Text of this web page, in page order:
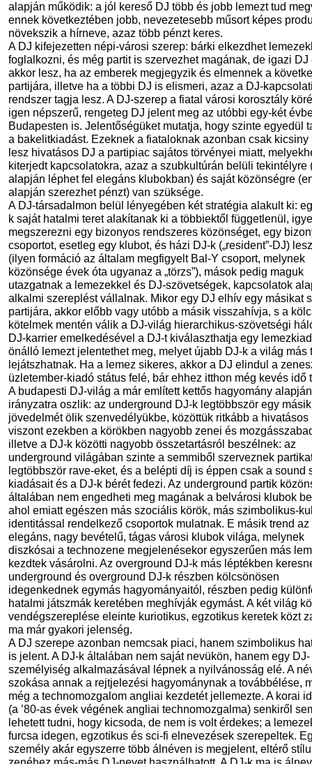
alapján működik: a jól kereső DJ több és jobb lemezt tud
ennek következtében jobb, nevezetesebb műsort képes
növekszik a hírneve, azaz több pénzt keres.
A DJ kifejezetten népi-városi szerep: bárki elkezdhet
foglalkozni, és még partit is szervezhet magának, de igazi DJ
akkor lesz, ha az emberek megjegyzik és elmennek a
partijára, illetve ha a többi DJ is elismeri, azaz a DJ-
rendszer tagja lesz. A DJ-szerep a fiatal városi korosztály
igen népszerű, rengeteg DJ jelent meg az utóbbi egy-két
Budapesten is. Jelentőségüket mutatja, hogy szinte egyedül
a bakelitkiadást. Ezeknek a fiataloknak azonban csak kicsiny
lesz hivatásos DJ a partipiac sajátos törvényei miatt,
kiterjedt kapcsolatokra, azaz a szubkultúrán belüli tekintélyre
alapján léphet fel elegáns klubokban) és saját közönségre
alapján szerezhet pénzt) van szüksége.
A DJ-társadalmon belül lényegében két stratégia alakult ki:
k saját hatalmi teret alakítanak ki a többiektől függetlenül,
megszerezni egy bizonyos rendszeres közönséget, egy
csoportot, esetleg egy klubot, és házi DJ-k („resident”-DJ)
(ilyen formáció az általam megfigyelt Bal-Y csoport, melynek
közönsége évek óta ugyanaz a „törzs”), mások pedig maguk
utazgatnak a lemezekkel és DJ-szövetségek, kapcsolatok
alkalmi szereplést vállalnak. Mikor egy DJ elhív egy másikat
partijára, akkor előbb vagy utóbb a másik visszahívja, s a
kötelmek mentén válik a DJ-világ hierarchikus-szövetségi
DJ-karrier emelkedésével a DJ-t kiválaszthatja egy
önálló lemezt jelentethet meg, melyet újabb DJ-k a világ más
lejátszhatnak. Ha a lemez sikeres, akkor a DJ elindul a
üzletember-kiadó státus felé, bár ehhez itthon még kevés idő
A budapesti DJ-világ a már említett kettős hagyomány
irányzatra oszlik: az underground DJ-k legtöbbször egy
jövedelmét ölik szenvedélyükbe, közöttük ritkább a hivatásos
viszont ezekben a körökben nagyobb zenei és
illetve a DJ-k közötti nagyobb összetartásról beszélnek: az
underground világában szinte a semmiből szerveznek
legtöbbször rave-eket, és a belépti díj is éppen csak a sound
kiadásait és a DJ-k bérét fedezi. Az underground partik
általában nem engedheti meg magának a belvárosi klubok
ahol emiatt egészen más szociális körök, más szimbolikus-
identitással rendelkező csoportok mulatnak. E másik trend az
elegáns, nagy bevételű, tágas városi klubok világa, melynek
diszkósai a technozene megjelenésekor egyszerűen más
kezdtek vásárolni. Az overground DJ-k más léptékben
underground és overground DJ-k részben kölcsönösen
idegenkednek egymás hagyományaitól, részben pedig
hatalmi játszmák keretében meghívják egymást. A két világ
vendégszereplése eleinte kuriotikus, egzotikus keretek közt
ma már gyakori jelenség.
A DJ szerepe azonban nemcsak piaci, hanem szimbolikus
is jelent. A DJ-k általában nem saját nevükön, hanem egy DJ-
személyiség alkalmazásával lépnek a nyilvánosság elé. A
szokása annak a rejtjelezési hagyománynak a továbbélése,
még a technomozgalom angliai kezdetét jellemezte. A korai
(a ’80-as évek végének angliai technomozgalma) senkiről
lehetett tudni, hogy kicsoda, de nem is volt érdekes; a
furcsa idegen, egzotikus és sci-fi elnevezések szerepeltek.
személy akár egyszerre több álnéven is megjelent, eltérő